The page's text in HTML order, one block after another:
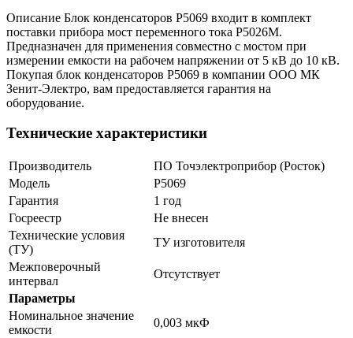
Описание Блок конденсаторов Р5069 входит в комплект
поставки прибора мост переменного тока Р5026М.
Предназначен для применения совместно с мостом при
измерении емкости на рабочем напряжении от 5 кВ до 10 кВ.
Покупая блок конденсаторов Р5069 в компании ООО МК
Зенит-Электро, вам предоставляется гарантия на
оборудование.
Технические характеристики
Производитель
ПО Точэлектроприбор (Росток)
Модель
Р5069
Гарантия
1 год
Госреестр
Не внесен
Технические условия
(ТУ)
ТУ изготовителя
Межповерочный
интервал
Отсутствует
Параметры
Номинальное значение
емкости
0,003 мкФ